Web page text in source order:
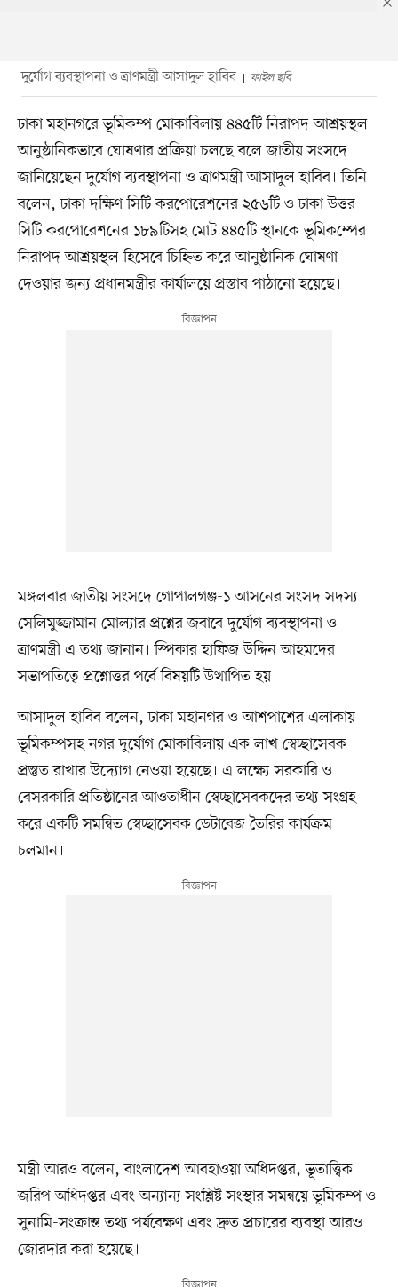
দুর্যোগ ব্যবস্থাপনা ও ত্রাণমন্ত্রী আসাদুল হাবিব ফাইল ছবি
ঢাকা মহানগরে ভূমিকম্প মোকাবিলায় ৪৪৫টি নিরাপদ আশ্রয়স্থল
আনুষ্ঠানিকভাবে ঘোষণার প্রক্রিয়া চলছে বলে জাতীয় সংসদে
জানিয়েছেন দুর্যোগ ব্যবস্থাপনা ও ত্রাণমন্ত্রী আসাদুল হাবিব। তিনি
বলেন, ঢাকা দক্ষিণ সিটি করপোরেশনের ২৫৬টি ও ঢাকা উত্তর
সিটি করপোরেশনের ১৮৯টিসহ মোট ৪৪৫টি স্থানকে ভূমিকম্পের
নিরাপদ আশ্রয়স্থল হিসেবে চিহ্নিত করে আনুষ্ঠানিক ঘোষণা
দেওয়ার জন্য প্রধানমন্ত্রীর কার্যালয়ে প্রস্তাব পাঠানো হয়েছে।
মঙ্গলবার জাতীয় সংসদে গোপালগঞ্জ-১ আসনের সংসদ সদস্য
সেলিমুজ্জামান মোল্যার প্রশ্নের জবাবে দুর্যোগ ব্যবস্থাপনা ও
ত্রাণমন্ত্রী এ তথ্য জানান। স্পিকার হাফিজ উদ্দিন আহমদের
সভাপতিত্বে প্রশ্নোত্তর পর্বে বিষয়টি উত্থাপিত হয়।
আসাদুল হাবিব বলেন, ঢাকা মহানগর ও আশপাশের এলাকায়
ভূমিকম্পসহ নগর দুর্যোগ মোকাবিলায় এক লাখ স্বেচ্ছাসেবক
প্রস্তুত রাখার উদ্যোগ নেওয়া হয়েছে। এ লক্ষ্যে সরকারি ও
বেসরকারি প্রতিষ্ঠানের আওতাধীন স্বেচ্ছাসেবকদের তথ্য সংগ্রহ
করে একটি সমন্বিত স্বেচ্ছাসেবক ডেটাবেজ তৈরির কার্যক্রম
চলমান।
মন্ত্রী আরও বলেন, বাংলাদেশ আবহাওয়া অধিদপ্তর, ভূতাত্ত্বিক
জরিপ অধিদপ্তর এবং অন্যান্য সংশ্লিষ্ট সংস্থার সমন্বয়ে ভূমিকম্প ও
সুনামি-সংক্রান্ত তথ্য পর্যবেক্ষণ এবং দ্রুত প্রচারের ব্যবস্থা আরও
জোরদার করা হয়েছে।